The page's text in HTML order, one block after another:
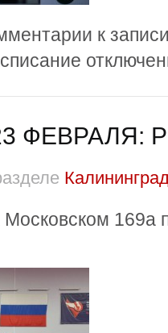
к
ФЕВРАЛЯ:
Московском 169а